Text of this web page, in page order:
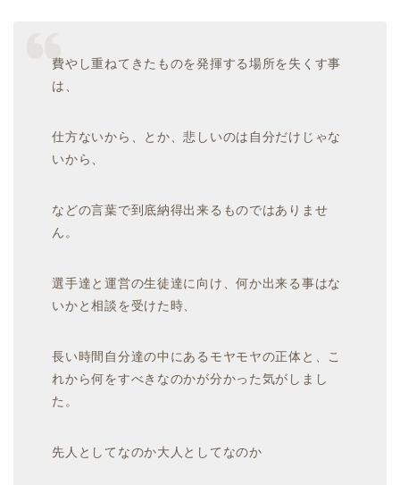
費やし重ねてきたものを発揮する場所を失くす事
は、
仕方ないから、とか、悲しいのは自分だけじゃな
いから、
などの言葉で到底納得出来るものではありませ
ん。
選手達と運営の生徒達に向け、何か出来る事はな
いかと相談を受けた時、
長い時間自分達の中にあるモヤモヤの正体と、こ
れから何をすべきなのかが分かった気がしまし
た。
先人としてなのか大人としてなのか